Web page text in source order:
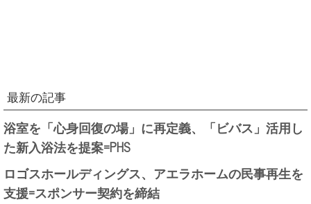
最新の記事
浴室を「心身回復の場」に再定義、「ビバス」活用し
た新入浴法を提案=PHS
ロゴスホールディングス、アエラホームの民事再生を
支援=スポンサー契約を締結